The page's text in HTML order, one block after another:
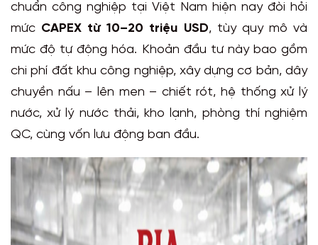
chuẩn công nghiệp tại Việt Nam hiện nay đòi hỏi
mức CAPEX từ 10–20 triệu USD, tùy quy mô và
mức độ tự động hóa. Khoản đầu tư này bao gồm
chi phí đất khu công nghiệp, xây dựng cơ bản, dây
chuyền nấu – lên men – chiết rót, hệ thống xử lý
nước, xử lý nước thải, kho lạnh, phòng thí nghiệm
QC, cùng vốn lưu động ban đầu.